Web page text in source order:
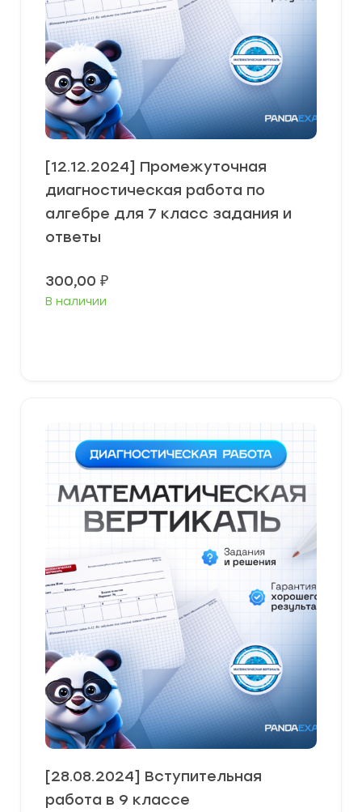
[12.12.2024] Промежуточная
диагностическая работа по
алгебре для 7 класс задания и
ответы
300,00 ₽
В наличии
[28.08.2024] Вступительная
работа в 9 классе